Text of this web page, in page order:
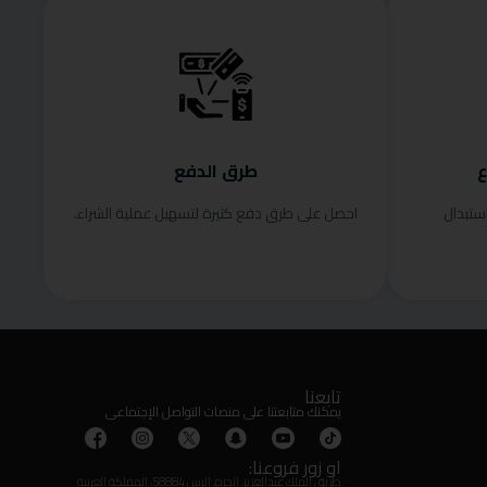
طرق الدفع
احصل على طرق دفع كثيرة لتسهيل عملية الشراء.
تابعنا
يمكنك متابعتنا على منصات التواصل الإجتماعى
او زور فروعنا: طريق الملك عبدالعزيز، الحزم، الرس 58884، المملكة العربية